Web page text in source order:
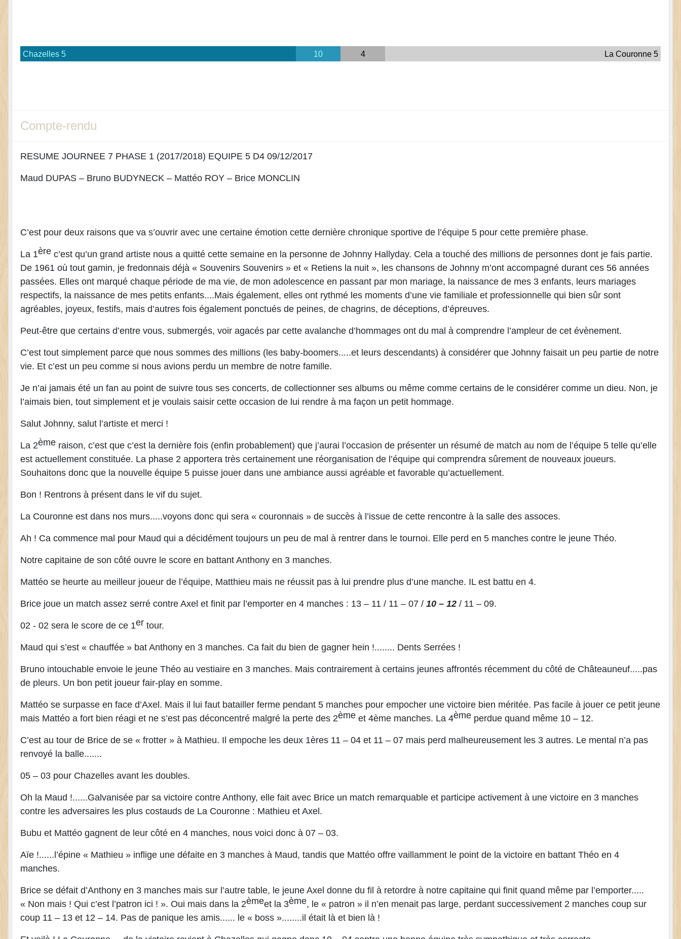
Chazelles 5 10 4 La Couronne 5
Compte-rendu
RESUME JOURNEE 7 PHASE 1 (2017/2018) EQUIPE 5 D4 09/12/2017
Maud DUPAS – Bruno BUDYNECK – Mattéo ROY – Brice MONCLIN
C’est pour deux raisons que va s’ouvrir avec une certaine émotion cette dernière chronique sportive de l’équipe 5 pour cette première phase.
La 1ère c’est qu’un grand artiste nous a quitté cette semaine en la personne de Johnny Hallyday. Cela a touché des millions de personnes dont je fais partie.
De 1961 où tout gamin, je fredonnais déjà « Souvenirs Souvenirs » et « Retiens la nuit », les chansons de Johnny m’ont accompagné durant ces 56 années
passées. Elles ont marqué chaque période de ma vie, de mon adolescence en passant par mon mariage, la naissance de mes 3 enfants, leurs mariages
respectifs, la naissance de mes petits enfants....Mais également, elles ont rythmé les moments d’une vie familiale et professionnelle qui bien sûr sont
agréables, joyeux, festifs, mais d’autres fois également ponctués de peines, de chagrins, de déceptions, d’épreuves.
Peut-être que certains d’entre vous, submergés, voir agacés par cette avalanche d’hommages ont du mal à comprendre l’ampleur de cet évènement.
C’est tout simplement parce que nous sommes des millions (les baby-boomers.....et leurs descendants) à considérer que Johnny faisait un peu partie de notre
vie. Et c’est un peu comme si nous avions perdu un membre de notre famille.
Je n’ai jamais été un fan au point de suivre tous ses concerts, de collectionner ses albums ou même comme certains de le considérer comme un dieu. Non, je
l’aimais bien, tout simplement et je voulais saisir cette occasion de lui rendre à ma façon un petit hommage.
Salut Johnny, salut l’artiste et merci !
La 2ème raison, c’est que c’est la dernière fois (enfin probablement) que j’aurai l’occasion de présenter un résumé de match au nom de l’équipe 5 telle qu’elle
est actuellement constituée. La phase 2 apportera très certainement une réorganisation de l’équipe qui comprendra sûrement de nouveaux joueurs.
Souhaitons donc que la nouvelle équipe 5 puisse jouer dans une ambiance aussi agréable et favorable qu’actuellement.
Bon ! Rentrons à présent dans le vif du sujet.
La Couronne est dans nos murs.....voyons donc qui sera « couronnais » de succès à l’issue de cette rencontre à la salle des assoces.
Ah ! Ca commence mal pour Maud qui a décidément toujours un peu de mal à rentrer dans le tournoi. Elle perd en 5 manches contre le jeune Théo.
Notre capitaine de son côté ouvre le score en battant Anthony en 3 manches.
Mattéo se heurte au meilleur joueur de l’équipe, Matthieu mais ne réussit pas à lui prendre plus d’une manche. IL est battu en 4.
Brice joue un match assez serré contre Axel et finit par l’emporter en 4 manches : 13 – 11 / 11 – 07 / 10 – 12 / 11 – 09.
02 - 02 sera le score de ce 1er tour.
Maud qui s’est « chauffée » bat Anthony en 3 manches. Ca fait du bien de gagner hein !........ Dents Serrées !
Bruno intouchable envoie le jeune Théo au vestiaire en 3 manches. Mais contrairement à certains jeunes affrontés récemment du côté de Châteauneuf.....pas
de pleurs. Un bon petit joueur fair-play en somme.
Mattéo se surpasse en face d’Axel. Mais il lui faut batailler ferme pendant 5 manches pour empocher une victoire bien méritée. Pas facile à jouer ce petit jeune
mais Mattéo a fort bien réagi et ne s’est pas déconcentré malgré la perte des 2ème et 4ème manches. La 4ème perdue quand même 10 – 12.
C’est au tour de Brice de se « frotter » à Mathieu. Il empoche les deux 1ères 11 – 04 et 11 – 07 mais perd malheureusement les 3 autres. Le mental n’a pas
renvoyé la balle.......
05 – 03 pour Chazelles avant les doubles.
Oh la Maud !......Galvanisée par sa victoire contre Anthony, elle fait avec Brice un match remarquable et participe activement à une victoire en 3 manches
contre les adversaires les plus costauds de La Couronne : Mathieu et Axel.
Bubu et Mattéo gagnent de leur côté en 4 manches, nous voici donc à 07 – 03.
Aïe !......l’épine « Mathieu » inflige une défaite en 3 manches à Maud, tandis que Mattéo offre vaillamment le point de la victoire en battant Théo en 4
manches.
Brice se défait d’Anthony en 3 manches mais sur l’autre table, le jeune Axel donne du fil à retordre à notre capitaine qui finit quand même par l’emporter.....
« Non mais ! Qui c’est l’patron ici ! ». Oui mais dans la 2èmeet la 3ème, le « patron » il n’en menait pas large, perdant successivement 2 manches coup sur
coup 11 – 13 et 12 – 14. Pas de panique les amis...... le « boss »........il était là et bien là !